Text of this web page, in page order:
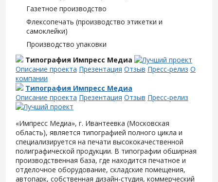
Газетное производство
Флексопечать (производство этикетки и
самоклейки)
Производство упаковки
Типография Импресс Медиа
Описание проекта Презентация Отзыв Пресс-релиз О
компании
Типография Импресс Медиа
Описание проекта Презентация Отзыв Пресс-релиз
«Импресс Медиа», г. Ивантеевка (Московская
область), является типографией полного цикла и
специализируется на печати высококачественной
полиграфической продукции. В типографии обширная
производственная база, где находится печатное и
отделочное оборудование, складские помещения,
автопарк, собственная дизайн-студия, коммерческий